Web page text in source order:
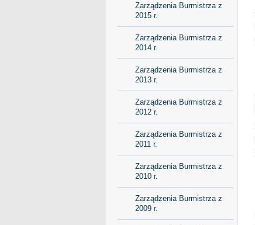
Zarządzenia Burmistrza z
2015 r.
Zarządzenia Burmistrza z
2014 r.
Zarządzenia Burmistrza z
2013 r.
Zarządzenia Burmistrza z
2012 r.
Zarządzenia Burmistrza z
2011 r.
Zarządzenia Burmistrza z
2010 r.
Zarządzenia Burmistrza z
2009 r.